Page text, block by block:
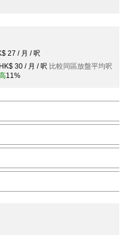
27 / 月 / 呎
30 / 月 / 呎 比較同區放盤平均呎
11%